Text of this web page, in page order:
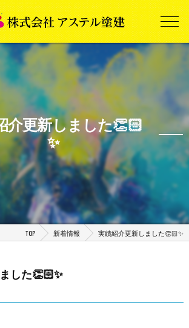
介更新しました👏🏻
✨
TOP 新着情報 実績紹介更新しました👏🏻✨
した👏🏻✨